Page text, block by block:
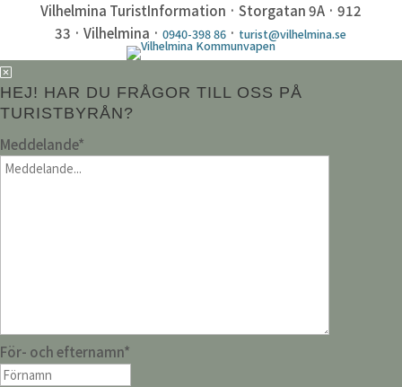
Vilhelmina TuristInformation · Storgatan 9A · 912
33 · Vilhelmina ·0940-398 86 · turist@vilhelmina.se
HEJ! HAR DU FRÅGOR TILL OSS PÅ
TURISTBYRÅN?
Meddelande*
För- och efternamn*